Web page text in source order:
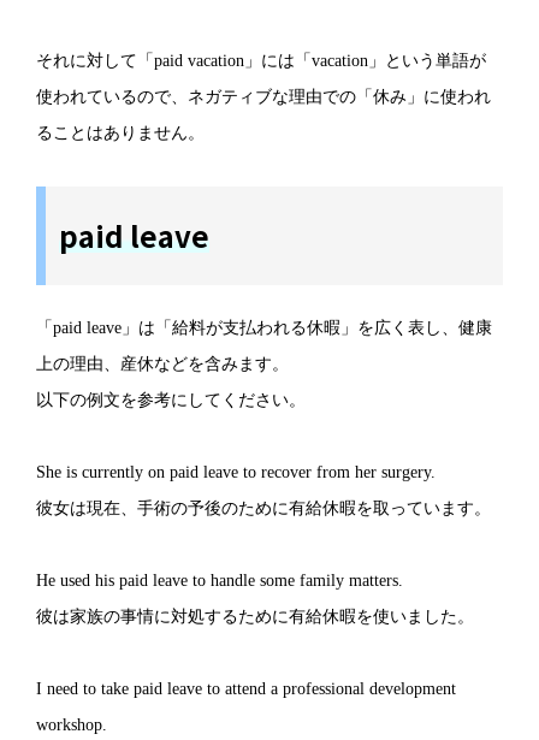
それに対して「paid vacation」には「vacation」という単語が
使われているので、ネガティブな理由での「休み」に使われ
ることはありません。
paid leave
「paid leave」は「給料が支払われる休暇」を広く表し、健康
上の理由、産休などを含みます。
以下の例文を参考にしてください。
She is currently on paid leave to recover from her surgery.
彼女は現在、手術の予後のために有給休暇を取っています。
He used his paid leave to handle some family matters.
彼は家族の事情に対処するために有給休暇を使いました。
I need to take paid leave to attend a professional development
workshop.